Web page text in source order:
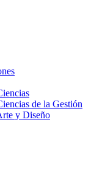
de la Gestión
y Diseño